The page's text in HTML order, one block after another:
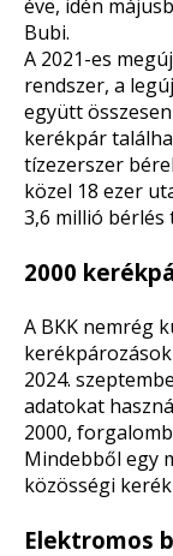
éve, idén
Bubi.
A 2021-es
rendszer, a
együtt
kerékpár
tízezerszer
közel 18 ezer
3,6 millió
2000
A BKK nemrég
2024.
adatokat
2000,
Mindebből egy
közösségi
Elektromos